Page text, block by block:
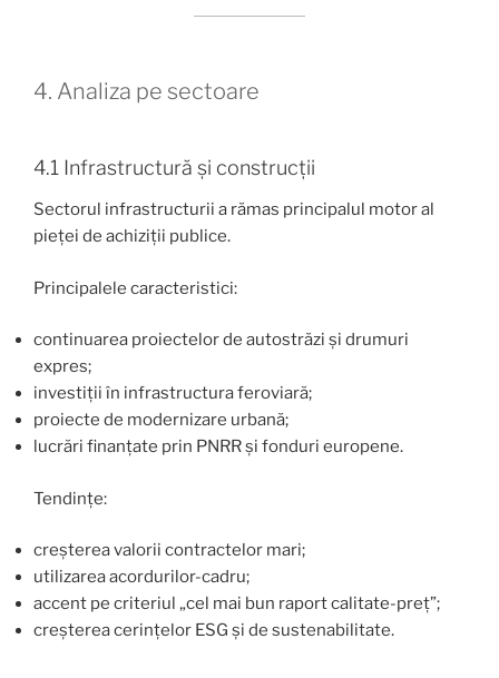
4. Analiza pe sectoare
4.1 Infrastructură și construcții
Sectorul infrastructurii a rămas principalul motor al
pieței de achiziții publice.
Principalele caracteristici:
continuarea proiectelor de autostrăzi și drumuri
expres;
investiții în infrastructura feroviară;
proiecte de modernizare urbană;
lucrări finanțate prin PNRR și fonduri europene.
Tendințe:
creșterea valorii contractelor mari;
utilizarea acordurilor-cadru;
accent pe criteriul „cel mai bun raport calitate-preț”;
creșterea cerințelor ESG și de sustenabilitate.